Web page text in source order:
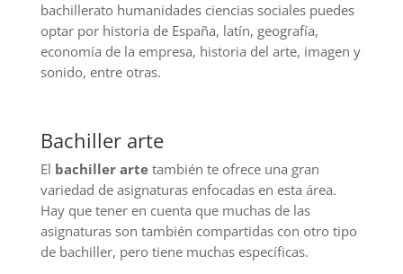
bachillerato humanidades ciencias sociales puedes
optar por historia de España, latín, geografía,
economía de la empresa, historia del arte, imagen y
sonido, entre otras.
Bachiller arte
El bachiller artetambién te ofrece una gran
variedad de asignaturas enfocadas en esta área.
Hay que tener en cuenta que muchas de las
asignaturas son también compartidas con otro tipo
de bachiller, pero tiene muchas específicas.